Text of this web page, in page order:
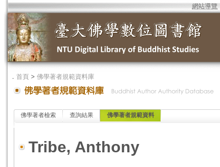
網站導覽
． 首頁 > 佛學著者規範資料庫
佛學著者檢索 查詢結果 佛學著者規範資料
Tribe, Anthony